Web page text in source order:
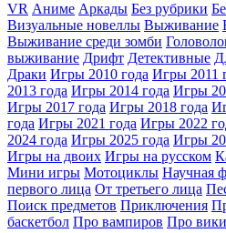
VR Аниме Аркады Без рубрики
Визуальные новеллы Выживание
Выживание среди зомби
выживание Дрифт Детективные
Драки Игры 2010 года Игры 2011
2013 года Игры 2014 года Игры
Игры 2017 года Игры 2018 года
года Игры 2021 года Игры 2022
2024 года Игры 2025 года Игры
Игры на двоих Игры на русском
Мини игры Мотоциклы Научная
первого лица От третьего лица
Поиск предметов Приключения
баскетбол Про вампиров Про